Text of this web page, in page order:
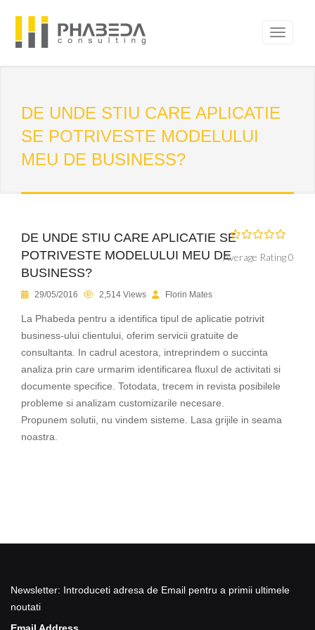
DE UNDE STIU CARE APLICATIE
SE POTRIVESTE MODELULUI
MEU DE BUSINESS?
DE UNDE STIU CARE APLICATIE SE
POTRIVESTE MODELULUI MEU DE
BUSINESS?
Average Rating 0
29/05/2016 2,514 Views Florin Mates
La Phabeda pentru a identifica tipul de aplicatie potrivit
business-ului clientului, oferim servicii gratuite de
consultanta. In cadrul acestora, intreprindem o succinta
analiza prin care urmarim identificarea fluxul de activitati si
documente specifice. Totodata, trecem in revista posibilele
probleme si analizam customizarile necesare.
Propunem solutii, nu vindem sisteme. Lasa grijile in seama
noastra.
Newsletter: Introduceti adresa de Email pentru a primii ultimele
noutati